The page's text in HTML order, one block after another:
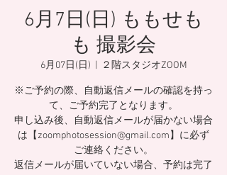
6月7日(日) ももせも
も 撮影会
6月07日(日) ２階スタジオZOOM
※ご予約の際、自動返信メールの確認を持っ
て、ご予約完了となります。
申し込み後、自動返信メールが届かない場合
は【zoomphotosession@gmail.com】に必ず
ご連絡ください。
返信メールが届いていない場合、予約は完了